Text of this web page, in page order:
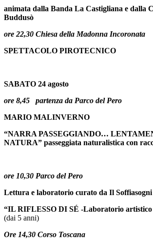
animata dalla Banda La Castigliana e dalla
Buddusò
ore 22,30 Chiesa della Madonna Incoronata
SPETTACOLO PIROTECNICO
SABATO 24 agosto
ore 8,45 partenza da Parco del Pero
MARIO MALINVERNO
“NARRA PASSEGGIANDO…
NATURA” passeggiata naturalistica con
ore 10,30 Parco del Pero
Lettura e laboratorio curato da Il Soffiasogni
“IL RIFLESSO DI SÉ -Laboratorio artistico
(dai 5 anni)
Ore 14,30 Corso Toscana